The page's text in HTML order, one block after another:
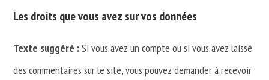
Les droits que vous avez sur vos données
Texte suggéré :Si vous avez un compte ou si vous avez laissé
des commentaires sur le site, vous pouvez demander à recevoir